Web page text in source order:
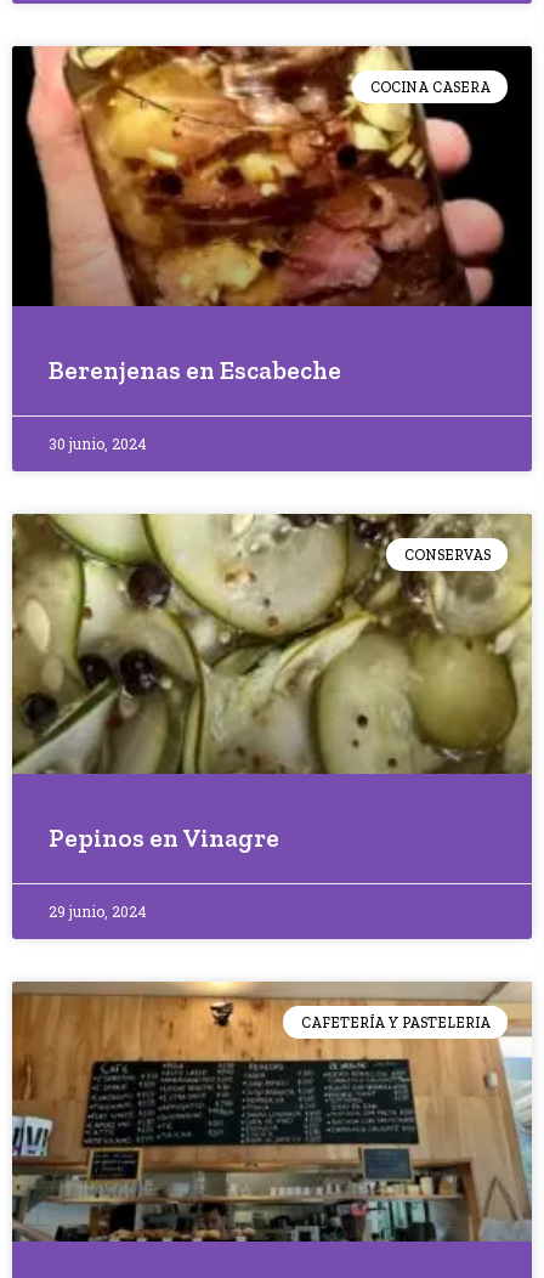
COCINA CASERA
Berenjenas en Escabeche
30 junio, 2024
CONSERVAS
Pepinos en Vinagre
29 junio, 2024
CAFETERÍA Y PASTELERIA